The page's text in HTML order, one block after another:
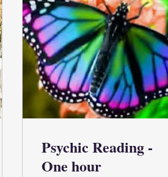
Psychic Reading -
One hour